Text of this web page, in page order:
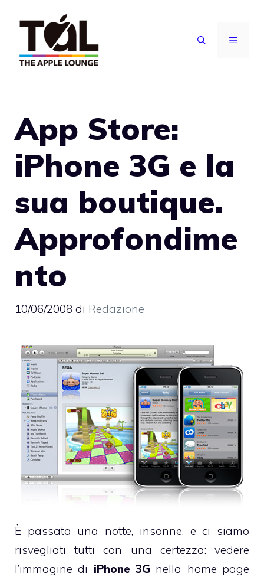
contenuto
MENU
App Store:
iPhone 3G e la
sua boutique.
Approfondime
nto
10/06/2008 di Redazione
È passata una notte, insonne, e ci siamo
risvegliati tutti con una certezza: vedere
l’immagine di iPhone 3G nella home page